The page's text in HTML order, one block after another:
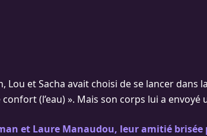
Lou et Sacha avait choisi de se lancer dans
(l’eau) ». Mais son corps lui a envoyé
et Laure Manaudou, leur amitié brisée